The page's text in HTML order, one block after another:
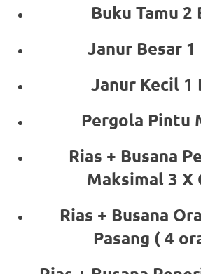
Buku Tamu 2
Janur Besar 1
Janur Kecil 1
Pergola Pintu
Rias + Busana
Maksimal 3 X
Rias + Busana
Pasang ( 4